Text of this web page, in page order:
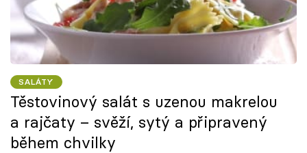
SALÁTY
Těstovinový salát s uzenou makrelou
a rajčaty – svěží, sytý a připravený
během chvilky